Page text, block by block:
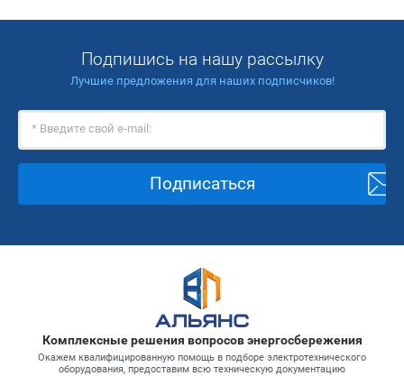
Подпишись на нашу рассылку
Лучшие предложения для наших подписчиков!
Подписаться
Комплексные решения вопросов энергосбережения
Окажем квалифицированную помощь в подборе электротехнического
оборудования, предоставим всю техническую документацию